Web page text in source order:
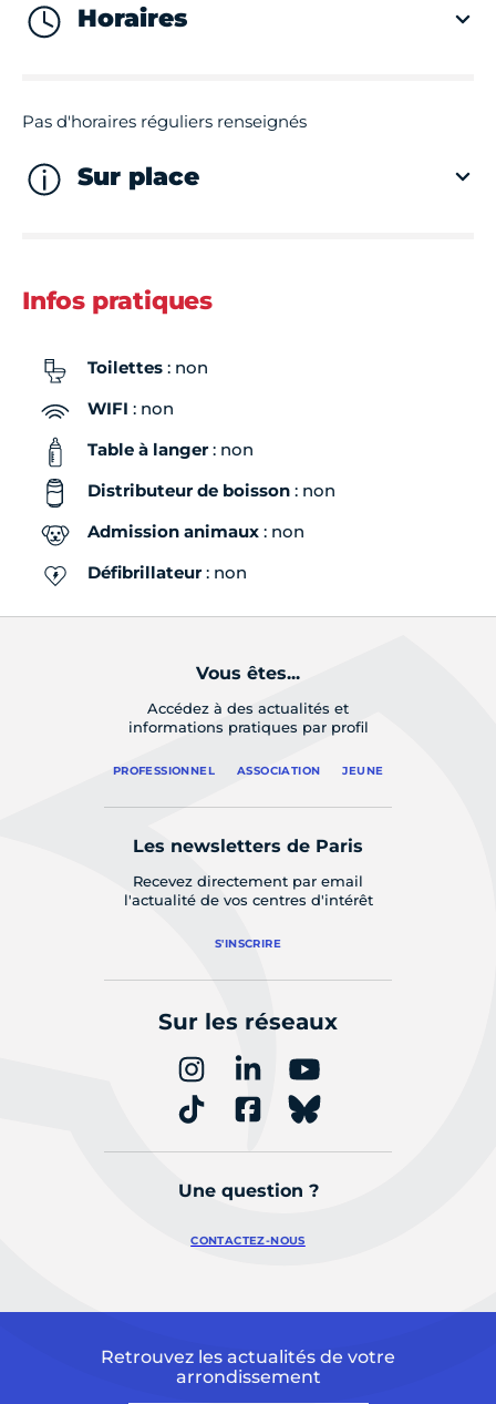
Horaires
Pas d'horaires réguliers renseignés
Sur place
Infos pratiques
Toilettes : non
WIFI : non
Table à langer: non
Distributeur de boisson : non
Admission animaux : non
Défibrillateur: non
Vous êtes...
Accédez à des actualités et
informations pratiques par profil
PROFESSIONNEL ASSOCIATION JEUNE
Les newsletters de Paris
Recevez directement par email
l'actualité de vos centres d'intérêt
S'INSCRIRE
Sur les réseaux
Une question ?
CONTACTEZ-NOUS
Retrouvez les actualités de votre
arrondissement